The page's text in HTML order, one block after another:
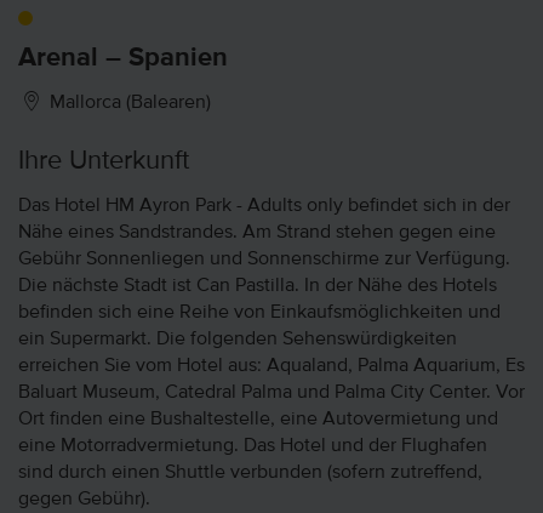
Arenal – Spanien
Mallorca (Balearen)
Ihre Unterkunft
Das Hotel HM Ayron Park - Adults only befindet sich in der
Nähe eines Sandstrandes. Am Strand stehen gegen eine
Gebühr Sonnenliegen und Sonnenschirme zur Verfügung.
Die nächste Stadt ist Can Pastilla. In der Nähe des Hotels
befinden sich eine Reihe von Einkaufsmöglichkeiten und
ein Supermarkt. Die folgenden Sehenswürdigkeiten
erreichen Sie vom Hotel aus: Aqualand, Palma Aquarium, Es
Baluart Museum, Catedral Palma und Palma City Center. Vor
Ort finden eine Bushaltestelle, eine Autovermietung und
eine Motorradvermietung. Das Hotel und der Flughafen
sind durch einen Shuttle verbunden (sofern zutreffend,
gegen Gebühr).